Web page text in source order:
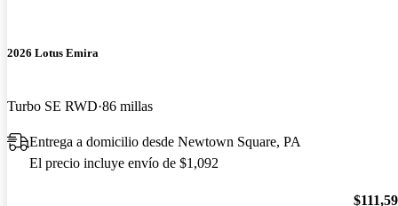
2026 Lotus Emira
Turbo SE RWD 86 millas
Entrega a domicilio desde Newtown Square, PA
El precio incluye envío de $1,092